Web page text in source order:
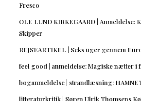
Fresco
OLE LUND KIRKEGAARD | Anmeldelse:
Skipper
REJSEARTIKEL | Seks uger gennem
feel good | anmeldelse: Magiske nætter i
boganmeldelse | strandlæsning:
litteraturkritik | Søren Ulrik Thomsens